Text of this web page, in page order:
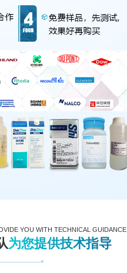
YOU WITH TECHNICAL GUIDANCE
为您提供技术指导